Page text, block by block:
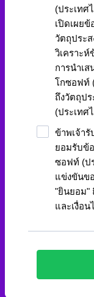
(ประเทศ
เปิดเผย
วัตถุประ
วิเคราะห์
การนำเ
โกซอฟท์
ถึงวัตถุป
(ประเทศ
ข้าพเจ้า
ยอมรับข้
ซอฟท์ (ป
แข่งขันข
"ยินยอม"
และเงื่อน